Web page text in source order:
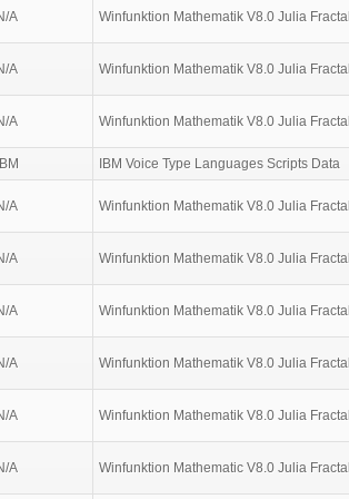
A Winfunktion Mathematik V8.0 Julia Fractal
A Winfunktion Mathematik V8.0 Julia Fractal
A Winfunktion Mathematik V8.0 Julia Fractal
IBM Voice Type Languages Scripts Data
A Winfunktion Mathematik V8.0 Julia Fractal
A Winfunktion Mathematik V8.0 Julia Fractal
A Winfunktion Mathematik V8.0 Julia Fractal
A Winfunktion Mathematik V8.0 Julia Fractal
A Winfunktion Mathematik V8.0 Julia Fractal
A Winfunktion Mathematic V8.0 Julia Fractal